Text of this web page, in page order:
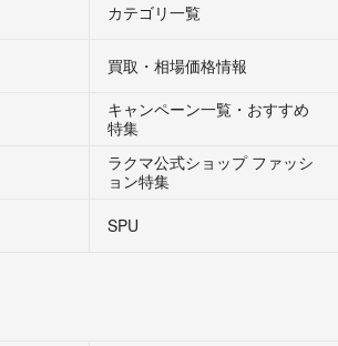
カテゴリ一覧
買取・相場価格情報
キャンペーン一覧・おすすめ
特集
ラクマ公式ショップ ファッシ
ョン特集
SPU